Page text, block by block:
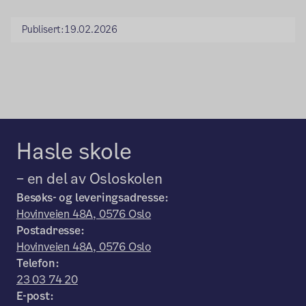
Publisert:19.02.2026
Hasle skole
– en del av Osloskolen
Besøks- og leveringsadresse:
Hovinveien 48A, 0576 Oslo
Postadresse:
Hovinveien 48A, 0576 Oslo
Telefon:
23 03 74 20
E-post: